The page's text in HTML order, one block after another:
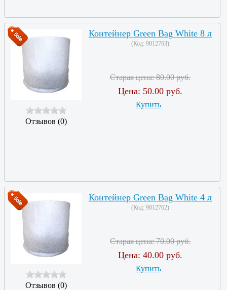
Отзывов (0)
Контейнер Green Bag White 8 л
(Код: 9012763)
Старая цена:80.00 руб.
Цена: 50.00 руб.
Купить
Отзывов (0)
Контейнер Green Bag White 4 л
(Код: 9012762)
Старая цена:70.00 руб.
Цена: 40.00 руб.
Купить